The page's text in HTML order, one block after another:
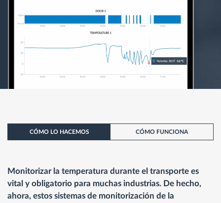
CÓMO LO HACEMOS CÓMO FUNCIONA
Monitorizar la temperatura durante el transporte es
vital y obligatorio para muchas industrias. De hecho,
ahora, estos sistemas de monitorización de la